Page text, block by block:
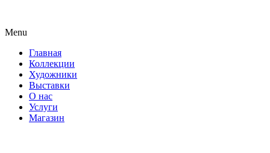
Menu
Главная
Коллекции
Художники
Выставки
О нас
Услуги
Магазин